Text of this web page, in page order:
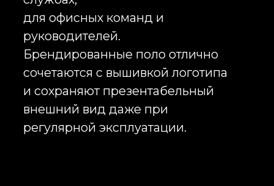
одежда используется на
отраслевых выставках,
конференциях, форумах,
тимбилдингах, спортивных
мероприятиях и внутренних
корпоративных событиях.
футболки становятся частью
корпоративной культуры и
помогают формировать
эмоциональную связь